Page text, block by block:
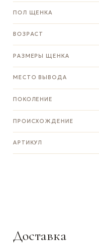
ПОЛ ЩЕНКА
ВОЗРАСТ
РАЗМЕРЫ ЩЕНКА
МЕСТО ВЫВОДА
ПОКОЛЕНИЕ
ПРОИСХОЖДЕНИЕ
АРТИКУЛ
Доставка